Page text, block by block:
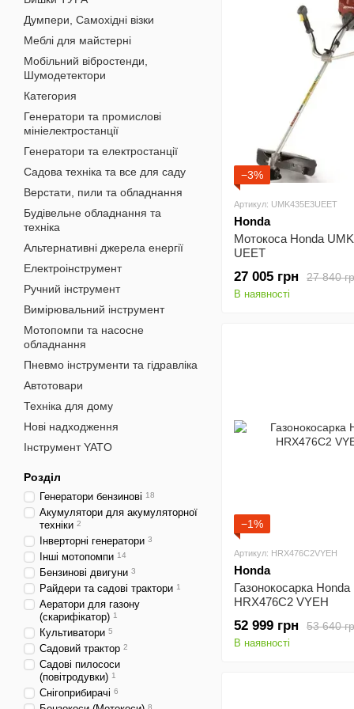
−3%
Артикул: UMK435E3UEET
Honda
Мотокоса Honda
UEET
27 840
27 005 грн
В наявності
−1%
Артикул: HRX476C2VYEH
Honda
Газонокосарка Honda
HRX476C2 VYEH
53 640
52 999 грн
В наявності
Думпери, Самохідні візки
Меблі для майстерні
Мобільний вібростенди,
Шумодетектори
Категория
Генератори та промислові
мініелектростанції
Генератори та електростанції
Садова техніка та все для саду
Верстати, пили та обладнання
Будівельне обладнання та
техніка
Альтернативні джерела енергії
Електроінструмент
Ручний інструмент
Вимірювальний інструмент
Мотопомпи та насосне
обладнання
Пневмо інструменти та гідравліка
Автотовари
Техніка для дому
Нові надходження
Інструмент YATO
Розділ
Генератори бензинові 18
Акумулятори для акумуляторної
техніки 2
Інверторні генератори 3
Інші мотопомпи 14
Бензинові двигуни 3
Райдери та садові трактори 1
Аератори для газону
(скарифікатор) 1
Культиватори 5
Садовий трактор 2
Садові пилососи
(повітродувки) 1
Снігоприбирачі 6
8